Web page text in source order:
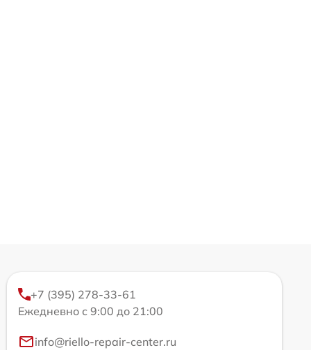
+7 (395) 278-33-61
Ежедневно с 9:00 до 21:00
info@riello-repair-center.ru